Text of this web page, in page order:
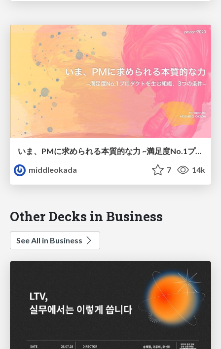
いま、PMに求められる本質的な力 ~満足度No.1プロダクトを生む組織、3つの条件~
middleokada
7 14k
Other Decks in Business
See All in Business